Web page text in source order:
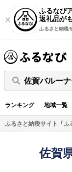
ふるなび
返礼品が
ふるさと納税
佐賀バルー
ランキング 地域一覧
ふるさと納税サイト「ふ
佐賀